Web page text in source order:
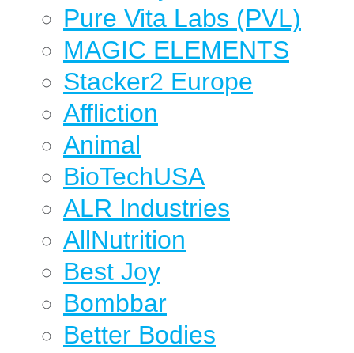
Pure Vita Labs (PVL)
MAGIC ELEMENTS
Stacker2 Europe
Affliction
Animal
BioTechUSA
ALR Industries
AllNutrition
Best Joy
Bombbar
Better Bodies